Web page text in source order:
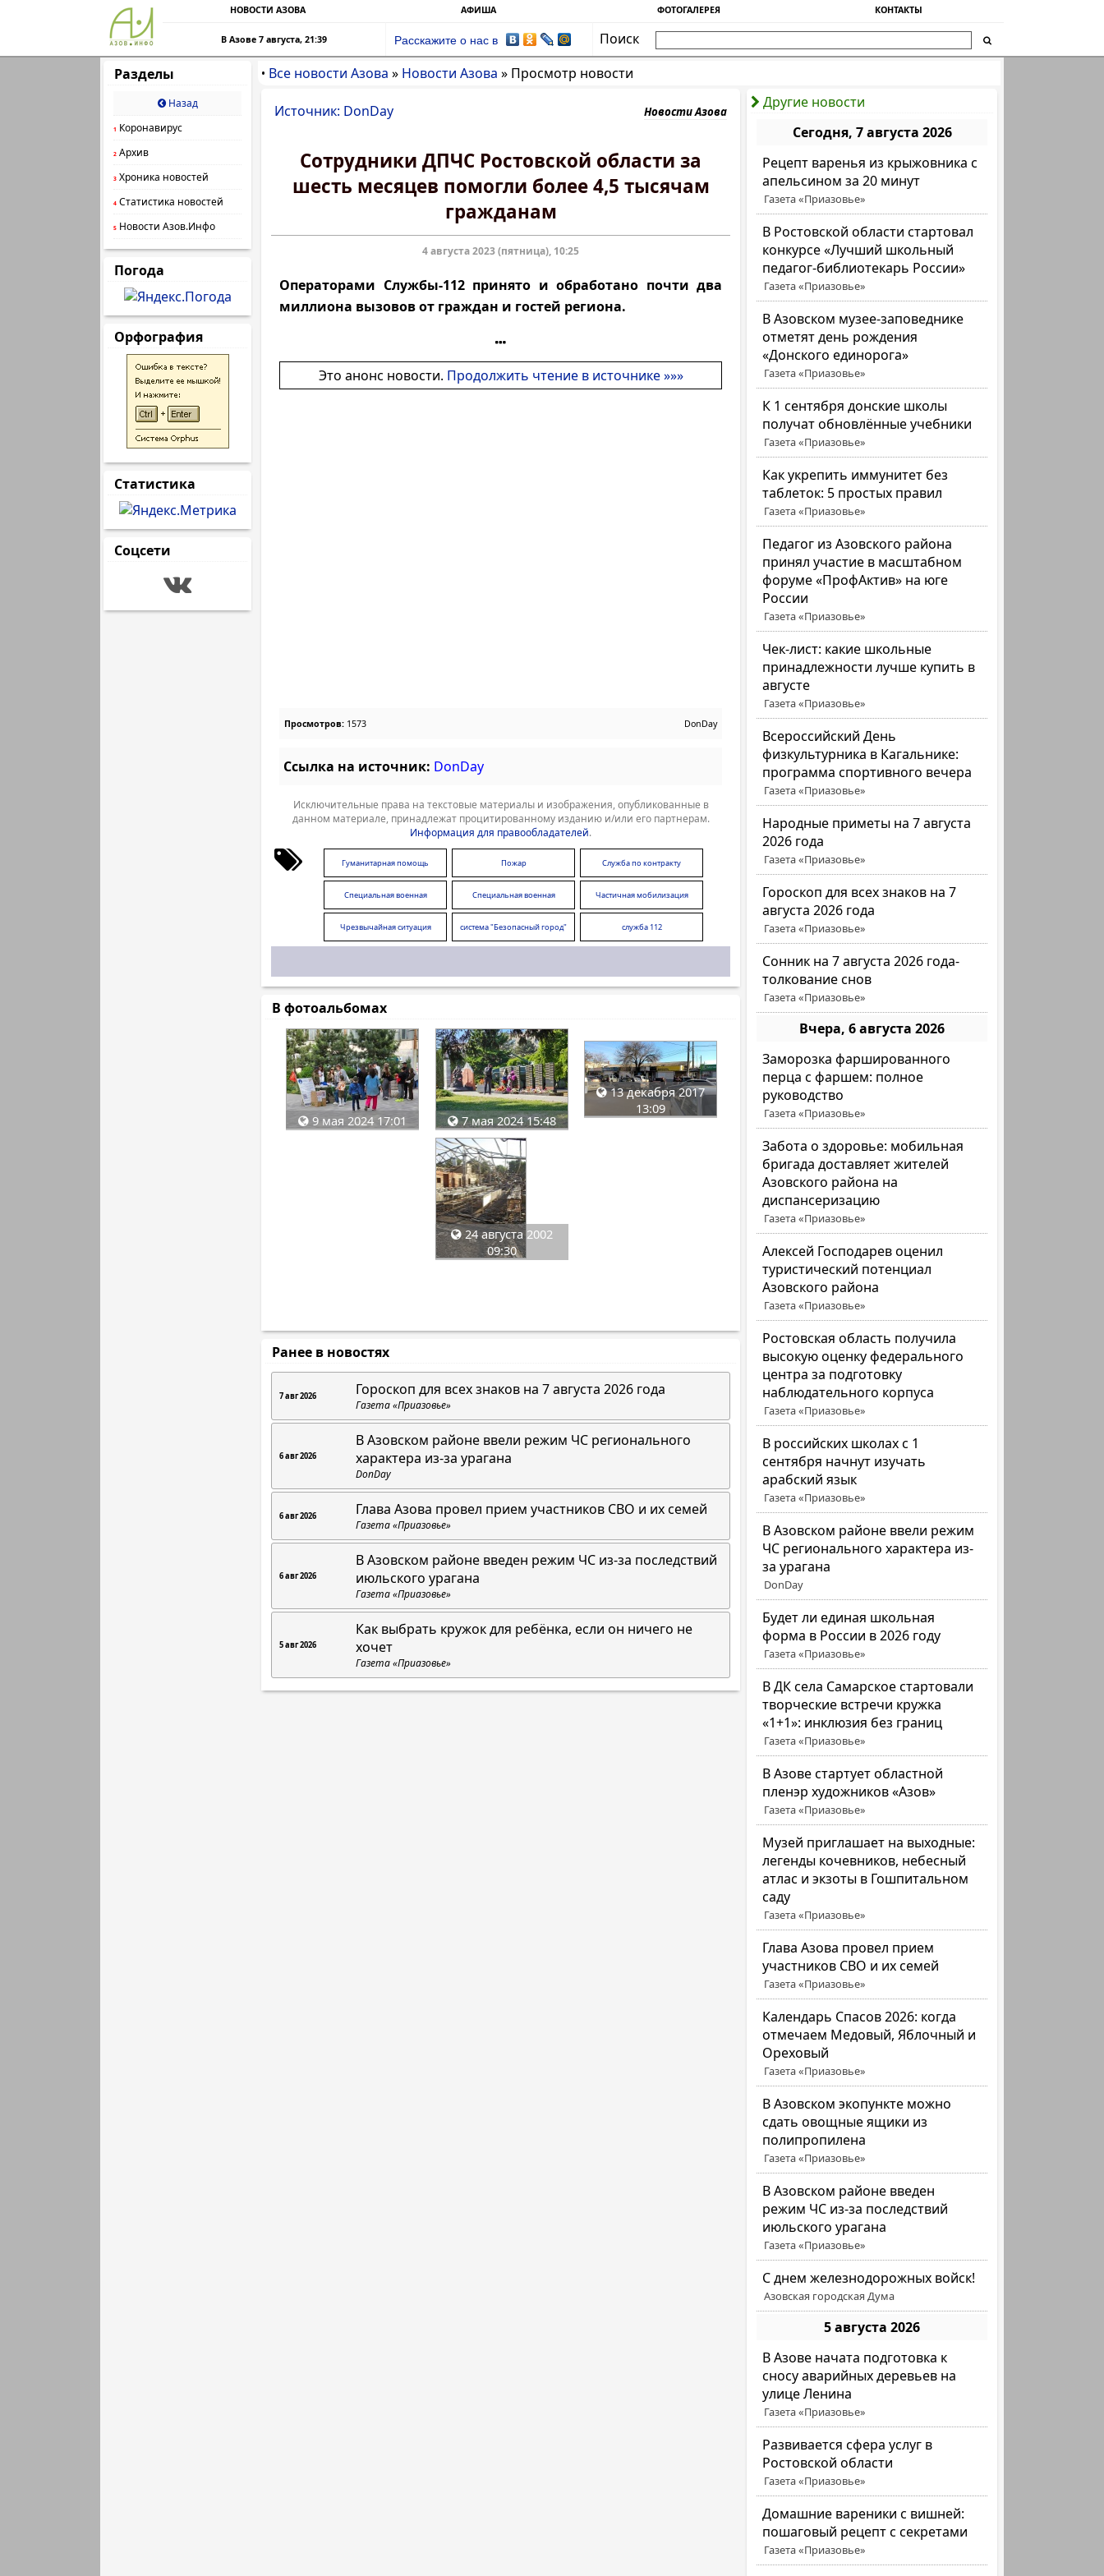
НОВОСТИ АЗОВА АФИША ФОТОГАЛЕРЕЯ КОНТАКТЫ
В Азове 7 августа, 21:39 Расскажите о нас в
Поиск
Разделы
Назад
1 Коронавирус
2 Архив
3 Хроника новостей
4 Статистика новостей
5 Новости Азов.Инфо
Погода
Орфография
Статистика
Соцсети
• Все новости Азова » Новости Азова » Просмотр новости
Другие новости
Сегодня, 7 августа 2026
Рецепт варенья из крыжовника с
апельсином за 20 минут
Газета «Приазовье»
В Ростовской области стартовал
конкурсе «Лучший школьный
педагог-библиотекарь России»
Газета «Приазовье»
В Азовском музее-заповеднике
отметят день рождения
«Донского единорога»
Газета «Приазовье»
К 1 сентября донские школы
получат обновлённые учебники
Газета «Приазовье»
Как укрепить иммунитет без
таблеток: 5 простых правил
Газета «Приазовье»
Педагог из Азовского района
принял участие в масштабном
форуме «ПрофАктив» на юге
России
Газета «Приазовье»
Чек-лист: какие школьные
принадлежности лучше купить в
августе
Газета «Приазовье»
Всероссийский День
физкультурника в Кагальнике:
программа спортивного вечера
Газета «Приазовье»
Народные приметы на 7 августа
2026 года
Газета «Приазовье»
Гороскоп для всех знаков на 7
августа 2026 года
Газета «Приазовье»
Сонник на 7 августа 2026 года-
толкование снов
Газета «Приазовье»
Вчера, 6 августа 2026
Заморозка фаршированного
перца с фаршем: полное
руководство
Газета «Приазовье»
Забота о здоровье: мобильная
бригада доставляет жителей
Азовского района на
диспансеризацию
Газета «Приазовье»
Алексей Господарев оценил
туристический потенциал
Азовского района
Газета «Приазовье»
Ростовская область получила
высокую оценку федерального
центра за подготовку
наблюдательного корпуса
Газета «Приазовье»
В российских школах с 1
сентября начнут изучать
арабский язык
Газета «Приазовье»
В Азовском районе ввели режим
ЧС регионального характера из-
за урагана
DonDay
Будет ли единая школьная
форма в России в 2026 году
Газета «Приазовье»
В ДК села Самарское стартовали
творческие встречи кружка
«1+1»: инклюзия без границ
Газета «Приазовье»
В Азове стартует областной
пленэр художников «Азов»
Газета «Приазовье»
Музей приглашает на выходные:
легенды кочевников, небесный
атлас и экзоты в Гошпитальном
саду
Газета «Приазовье»
Глава Азова провел прием
участников СВО и их семей
Газета «Приазовье»
Календарь Спасов 2026: когда
отмечаем Медовый, Яблочный и
Ореховый
Газета «Приазовье»
В Азовском экопункте можно
сдать овощные ящики из
полипропилена
Газета «Приазовье»
В Азовском районе введен
режим ЧС из-за последствий
июльского урагана
Газета «Приазовье»
С днем железнодорожных войск!
Азовская городская Дума
5 августа 2026
В Азове начата подготовка к
сносу аварийных деревьев на
улице Ленина
Газета «Приазовье»
Развивается сфера услуг в
Ростовской области
Газета «Приазовье»
Домашние вареники с вишней:
пошаговый рецепт с секретами
Газета «Приазовье»
Источник: DonDay Новости Азова
Сотрудники ДПЧС Ростовской области за
шесть месяцев помогли более 4,5 тысячам
гражданам
4 августа 2023 (пятница), 10:25
Операторами Службы-112 принято и обработано почти два
миллиона вызовов от граждан и гостей региона.
Это анонс новости. Продолжить чтение в источнике »»»
Просмотров: 1573 DonDay
Ссылка на источник: DonDay
Исключительные права на текстовые материалы и изображения, опубликованные в
данном материале, принадлежат процитированному изданию и/или его партнерам.
Информация для правообладателей.
Гуманитарная помощь Пожар Служба по контракту
Специальная военная
операция
Специальная военная
операция
Частичная мобилизация
Чрезвычайная ситуация система "Безопасный город" служба 112
В фотоальбомах
9 мая 2024 17:01 7 мая 2024 15:48
13 декабря 2017
13:09
24 августа 2002
09:30
Ранее в новостях
7 авг 2026 Гороскоп для всех знаков на 7 августа 2026 года
Газета «Приазовье»
6 авг 2026
В Азовском районе ввели режим ЧС регионального
характера из-за урагана
DonDay
6 авг 2026 Глава Азова провел прием участников СВО и их семей
Газета «Приазовье»
6 авг 2026
В Азовском районе введен режим ЧС из-за последствий
июльского урагана
Газета «Приазовье»
5 авг 2026
Как выбрать кружок для ребёнка, если он ничего не
хочет
Газета «Приазовье»